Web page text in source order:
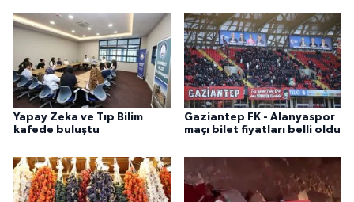
Yapay Zeka ve Tıp Bilim
kafede buluştu
Gaziantep FK - Alanyaspor
maçı bilet fiyatları belli oldu